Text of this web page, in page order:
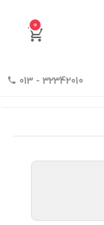
0
32342010 - 013